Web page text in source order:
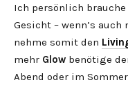
Ich persönlich
Gesicht – wenn’s
nehme somit den
mehr Glow benötige
Abend oder im